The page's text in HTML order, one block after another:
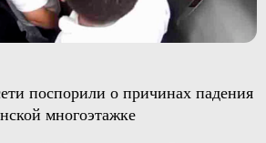
поспорили о причинах падения
многоэтажке